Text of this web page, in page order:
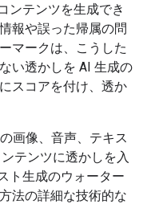
ンテンツを生成でき
報や誤った帰属の問
マークは、こうした
い透かしを AI 生成の
スコアを付け、透か
画像、音声、テキス
テンツに透かしを入
ト生成のウォーター
法の詳細な技術的な